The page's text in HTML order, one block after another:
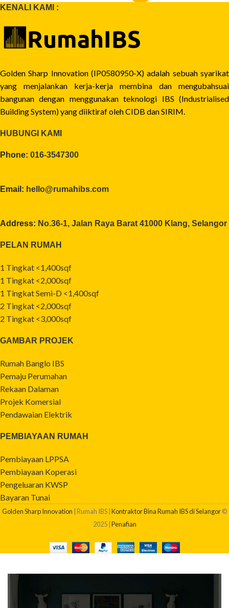
KENALI KAMI :
Golden Sharp Innovation (IP0580950-X) adalah sebuah syarikat
yang menjalankan kerja-kerja membina dan mengubahsuai
bangunan dengan menggunakan teknologi IBS (Industrialised
Building System) yang diiktiraf oleh CIDB dan SIRIM.
HUBUNGI KAMI
Phone: 016-3547300
Email: hello@rumahibs.com
Address: No.36-1, Jalan Raya Barat 41000 Klang, Selangor
PELAN RUMAH
1 Tingkat <1,400sqf
1 Tingkat <2,000sqf
1 Tingkat Semi-D <1,400sqf
2 Tingkat <2,000sqf
2 Tingkat <3,000sqf
GAMBAR PROJEK
Rumah Banglo IBS
Pemaju Perumahan
Rekaan Dalaman
Projek Komersial
Pendawaian Elektrik
PEMBIAYAAN RUMAH
Pembiayaan LPPSA
Pembiayaan Koperasi
Pengeluaran KWSP
Bayaran Tunai
Golden Sharp Innovation | Rumah IBS | Kontraktor Bina Rumah IBS di Selangor©
2025 | Penafian